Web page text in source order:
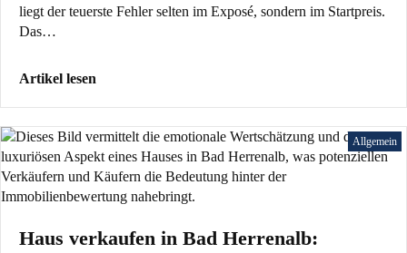
liegt der teuerste Fehler selten im Exposé, sondern im Startpreis.
Das…
Artikel lesen
Allgemein
Haus verkaufen in Bad Herrenalb: